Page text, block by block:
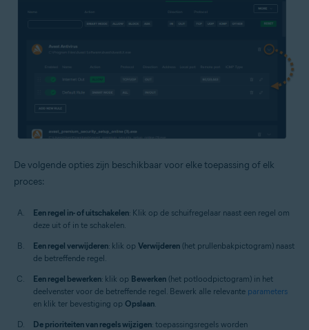
De volgende opties zijn beschikbaar voor elke toepassing of elk
proces:
Een regel in- of uitschakelen: Klik op de schuifregelaar naast een regel om
deze uit of in te schakelen.
Een regel verwijderen: klik op Verwijderen (het prullenbakpictogram) naast
de betreffende regel.
Een regel bewerken: klik op Bewerken (het potloodpictogram) in het
deelvenster voor de betreffende regel. Bewerk alle relevante parameters
en klik ter bevestiging op Opslaan
De prioriteiten van regels wijzigen: toepassingsregels worden